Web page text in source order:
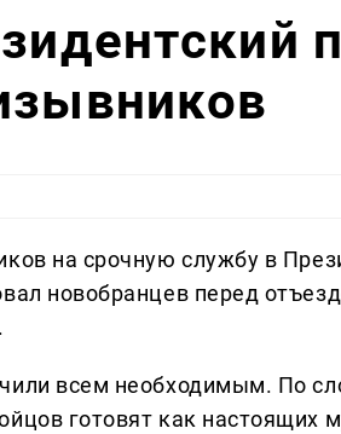
на срочную службу в
новобранцев перед
всем необходимым. По
готовят как настоящих